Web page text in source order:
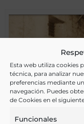
Esta web utiliza cookies
técnica, para analizar
preferencias mediante
navegación. Puedes
de Cookies en el
Funcionales